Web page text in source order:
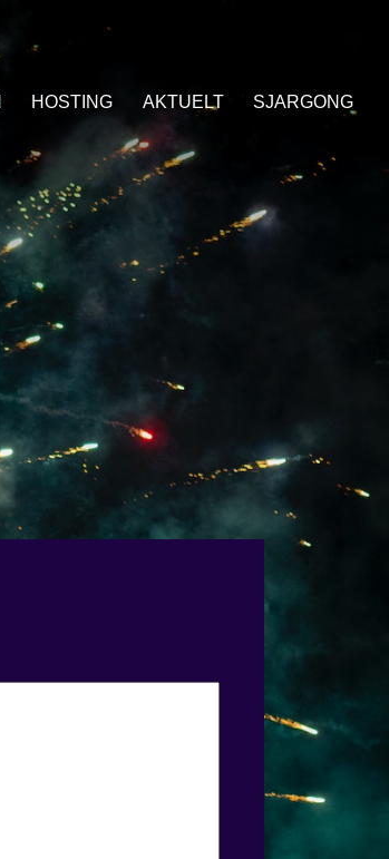
HOSTING AKTUELT SJARGONG